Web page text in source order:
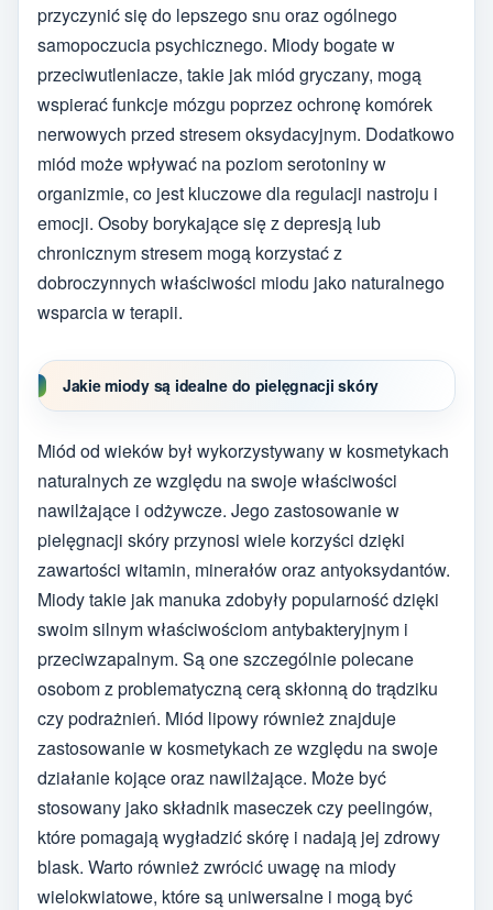
przyczynić się do lepszego snu oraz ogólnego
samopoczucia psychicznego. Miody bogate w
przeciwutleniacze, takie jak miód gryczany, mogą
wspierać funkcje mózgu poprzez ochronę komórek
nerwowych przed stresem oksydacyjnym. Dodatkowo
miód może wpływać na poziom serotoniny w
organizmie, co jest kluczowe dla regulacji nastroju i
emocji. Osoby borykające się z depresją lub
chronicznym stresem mogą korzystać z
dobroczynnych właściwości miodu jako naturalnego
wsparcia w terapii.
Jakie miody są idealne do pielęgnacji skóry
Miód od wieków był wykorzystywany w kosmetykach
naturalnych ze względu na swoje właściwości
nawilżające i odżywcze. Jego zastosowanie w
pielęgnacji skóry przynosi wiele korzyści dzięki
zawartości witamin, minerałów oraz antyoksydantów.
Miody takie jak manuka zdobyły popularność dzięki
swoim silnym właściwościom antybakteryjnym i
przeciwzapalnym. Są one szczególnie polecane
osobom z problematyczną cerą skłonną do trądziku
czy podrażnień. Miód lipowy również znajduje
zastosowanie w kosmetykach ze względu na swoje
działanie kojące oraz nawilżające. Może być
stosowany jako składnik maseczek czy peelingów,
które pomagają wygładzić skórę i nadają jej zdrowy
blask. Warto również zwrócić uwagę na miody
wielokwiatowe, które są uniwersalne i mogą być